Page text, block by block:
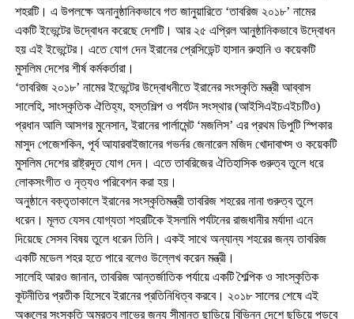
শহরটি। এ উপলক্ষে অনানুষ্ঠানিকভাবে গত জানুয়ারিতে ‘তাবরিজ ২০১৮’ নামের
একটি ইভেন্টের উদ্বোধন করেছে দেশটি। আর ২৫ এপ্রিল আনুষ্ঠানিকভাবে উদ্বোধন
হয় এই ইভেন্টের। এতে যোগ দেন ইরানের প্রেসিডেন্ট হাসান রুহানি ও কয়েকটি
মুসলিম দেশের শীর্ষ কর্মকর্তারা।
‘তাবরিজ ২০১৮’ নামের ইভেন্টের উদ্বোধনীতে ইরানের সংস্কৃতি মন্ত্রী আব্বাস
সালেহি, সাংস্কৃতিক ঐতিহ্য, হস্তশিল্প ও পর্যটন সংস্থার (আইসিএইচএইচটিও)
প্রধান আলি আসগর মুনেসান, ইরানের পার্লামেন্ট ‘মজলিস’ এর প্রথম ডিপুটি স্পিকার
মাসুদ পেজেশকিন, পূর্ব আযারবাইজানের গভর্নর জেনারেল মজিদ খোদাবাখ্স ও কয়েকটি
মুসলিম দেশের রাষ্ট্রদূত যোগ দেন। এতে তাবরিজের ঐতিহাসিক গুরুত্ব তুলে ধরে
লোকসংগীত ও নৃত্যও পরিবেশন করা হয়।
অনুষ্ঠানে বক্তৃতাকালে ইরানের সংস্কৃতিমন্ত্রী তাবরিজ শহরের নানা গুরুত্ব তুলে
ধরেন। মূলত যেসব যোগ্যতা শহরটিকে ইসলামি পর্যটনের রাজধানীর মর্যাদা এনে
দিয়েছে সেসব বিষয় তুলে ধরেন তিনি। একই সাথে অন্যান্য শহরের জন্য তাবরিজ
একটি মডেল শহর হতে পারে বলেও উল্লেখ করেন মন্ত্রী।
সালেহি আরও জানান, তাবরিজ আন্তর্জাতিক পর্যায়ে একটি শৈল্পিক ও সাংস্কৃতিক
কূটনীতির প্রতীক হিসেবে ইরানের প্রতিনিধিত্ব করবে। ২০১৮ সালের শেষে এই
অঞ্চলের সংস্কৃতি অমরত্ব লাভের জন্য সীমান্ত ছাড়িয়ে বিভিন্ন দেশে ছড়িয়ে পড়বে